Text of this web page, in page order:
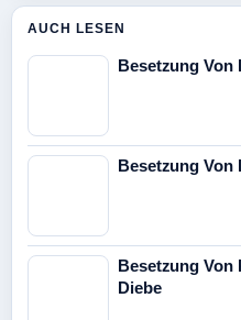
AUCH LESEN
Besetzung Von
Besetzung Von
Besetzung Von
Diebe